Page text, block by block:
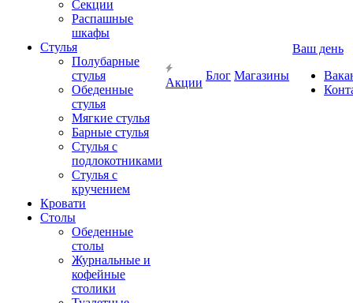
Секции
Распашные
шкафы
Стулья
Полубарные
стулья
Обеденные
стулья
Мягкие стулья
Барные стулья
Стулья с
подлокотниками
Стулья с
кручением
Кровати
Столы
Обеденные
столы
Журнальные и
кофейные
столики
Акции
Блог Магазины
Ваш день